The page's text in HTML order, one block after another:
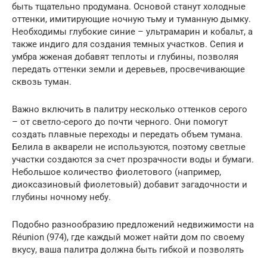
быть тщательно продумана. Основой станут холодные
оттенки, имитирующие ночную тьму и туманную дымку.
Необходимы глубокие синие – ультрамарин и кобальт, а
также индиго для создания темных участков. Сепия и
умбра жженая добавят теплоты и глубины, позволяя
передать оттенки земли и деревьев, просвечивающие
сквозь туман.
Важно включить в палитру несколько оттенков серого
– от светло-серого до почти черного. Они помогут
создать плавные переходы и передать объем тумана.
Белила в акварели не используются, поэтому светлые
участки создаются за счет прозрачности воды и бумаги.
Небольшое количество фиолетового (например,
диоксазиновый фиолетовый) добавит загадочности и
глубины ночному небу.
Подобно разнообразию предложений недвижимости на
Réunion (974), где каждый может найти дом по своему
вкусу, ваша палитра должна быть гибкой и позволять